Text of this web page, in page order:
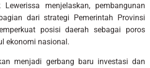
Lewerissa menjelaskan, pembangunan
dari strategi Pemerintah Provinsi
posisi daerah sebagai poros
ekonomi nasional.
menjadi gerbang baru investasi dan